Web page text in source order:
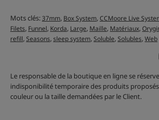
Mots clés:37mm, Box System,CCMoore Live
Filets, Funnel, Korda, Large, Maille, Matériaux,
refill,Seasons,sleep system,Soluble,Solubles,Web
Le responsable de la boutique en ligne se
indisponibilité temporaire des produits
couleur ou la taille demandées par le Client.